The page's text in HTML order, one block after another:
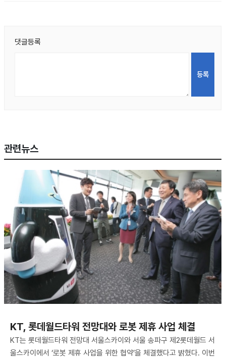
댓글등록
관련뉴스
KT, 롯데월드타워 전망대와 로봇 제휴 사업 체결
KT는 롯데월드타워 전망대 서울스카이와 서울 송파구 제2롯데월드 서
울스카이에서 ‘로봇 제휴 사업을 위한 협약’을 체결했다고 밝혔다. 이번